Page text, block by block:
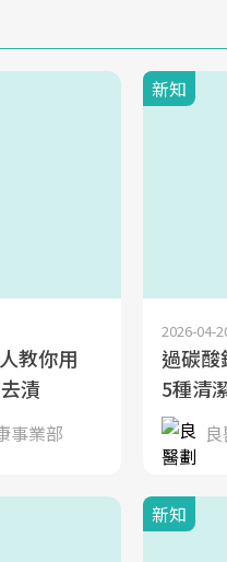
教你用
漬
事業部
新知
2026-04-
過碳酸
5種清
新知